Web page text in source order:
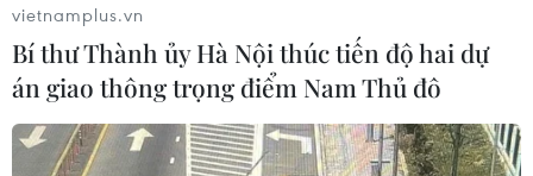
vietnamplus.vn
Bí thư Thành ủy Hà Nội thúc tiến độ hai dự
án giao thông trọng điểm Nam Thủ đô